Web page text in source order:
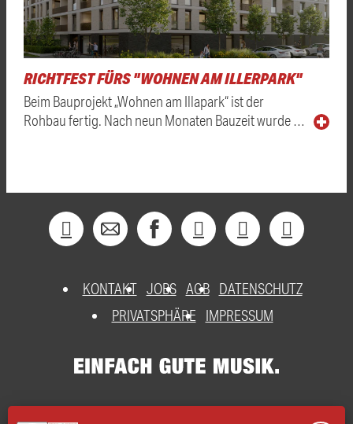
RICHTFEST FÜRS "WOHNEN AM ILLERPARK"
Beim Bauprojekt „Wohnen am Illapark“ ist der
Rohbau fertig. Nach neun Monaten Bauzeit wurde …
KONTAKT JOBS AGB DATENSCHUTZ
PRIVATSPHÄRE
IMPRESSUM